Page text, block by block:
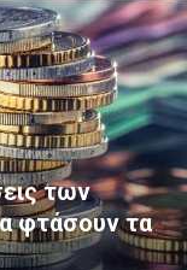
των
φτάσουν τα